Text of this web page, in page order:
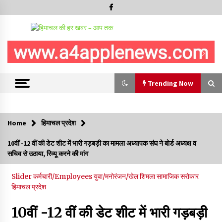
Trending Now
देवता जाख मंदिर रचोली में तीन दिवसीय “सावन मेला” देव विदाई के साथ
सम्पन्न
10/08/2026
Home हिमाचल प्रदेश
10वीं -12 वीं की डेट शीट में भारी गड़बड़ी का मामला अध्यापक संघ ने बोर्ड अध्यक्ष व
सचिव से उठाया, रिव्यू करने की मांग
Sliderकर्मचारी/Employeesयुवा/मनोरंजन/खेलशिमलासामाजिक सरोकार
हिमाचल प्रदेश
10वीं -12 वीं की डेट शीट में भारी गड़बड़ी